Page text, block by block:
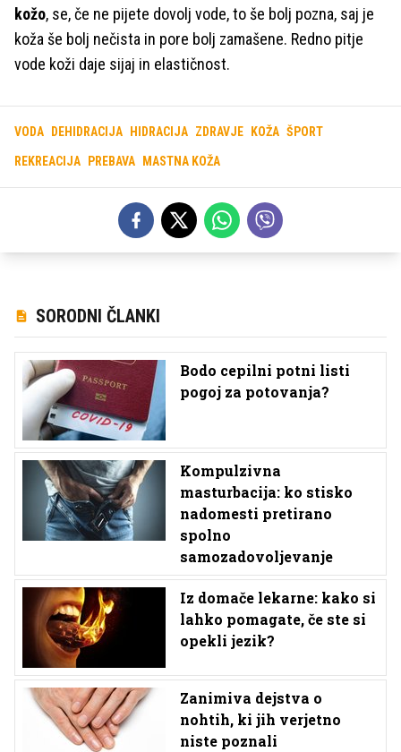
kožo, se, če ne pijete dovolj vode, to še bolj pozna, saj je
koža še bolj nečista in pore bolj zamašene. Redno pitje
vode koži daje sijaj in elastičnost.
VODA DEHIDRACIJA HIDRACIJA ZDRAVJE KOŽA ŠPORT
REKREACIJA PREBAVA MASTNA KOŽA
SORODNI ČLANKI
Bodo cepilni potni listi
pogoj za potovanja?
Kompulzivna
masturbacija: ko stisko
nadomesti pretirano
spolno
samozadovoljevanje
Iz domače lekarne: kako si
lahko pomagate, če ste si
opekli jezik?
Zanimiva dejstva o
nohtih, ki jih verjetno
niste poznali